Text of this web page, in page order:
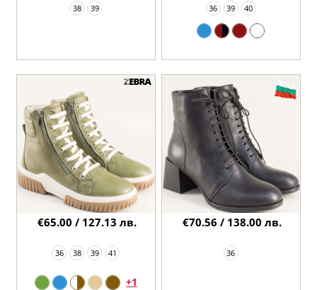
38 39 36 39 40
36 38 39 41
+1
€65.00 / 127.13 лв.
36
€70.56 / 138.00 лв.